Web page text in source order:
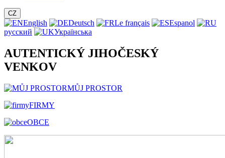
CZ
English Deutsch Le français
Espanol
русский
Українська
AUTENTICKÝ JIHOČESKÝ
VENKOV
MŮJ PROSTOR
FIRMY
OBCE